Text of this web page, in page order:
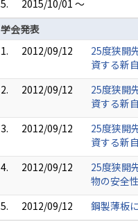
5.
2015/10/01 ～
学会発表
1.
2012/09/12
25度狭開
資する新
2.
2012/09/12
25度狭開
資する新
3.
2012/09/12
25度狭開
資する新
4.
2012/09/12
25度狭開
物の安全
5.
2012/09/12
鋼製薄板